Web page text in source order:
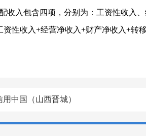
收入包含四项，分别为：工资性收入
资性收入+经营净收入+财产净收入+转
用中国（山西晋城）